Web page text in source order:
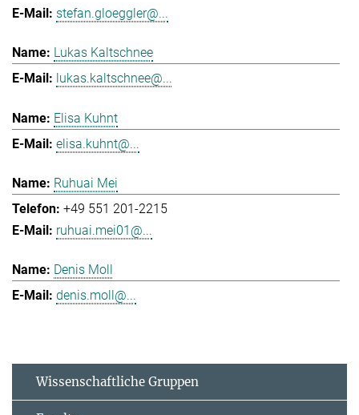
stefan.gloeggler@...
Lukas Kaltschnee
lukas.kaltschnee@...
Elisa Kuhnt
elisa.kuhnt@...
Ruhuai Mei
+49 551 201-2215
ruhuai.mei01@...
Denis Moll
denis.moll@...
Wissenschaftliche Gruppen